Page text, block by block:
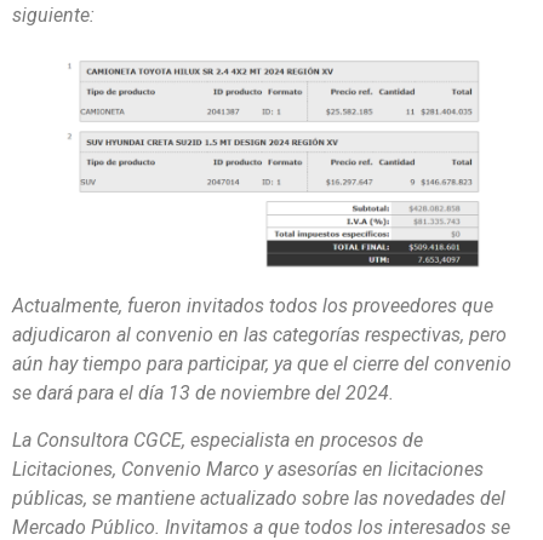
siguiente:
Actualmente, fueron invitados todos los proveedores que
adjudicaron al convenio en las categorías respectivas, pero
aún hay tiempo para participar, ya que el cierre del convenio
se dará para el día 13 de noviembre del 2024.
La Consultora CGCE, especialista en procesos de
Licitaciones, Convenio Marco y asesorías en licitaciones
públicas, se mantiene actualizado sobre las novedades del
Mercado Público. Invitamos a que todos los interesados se